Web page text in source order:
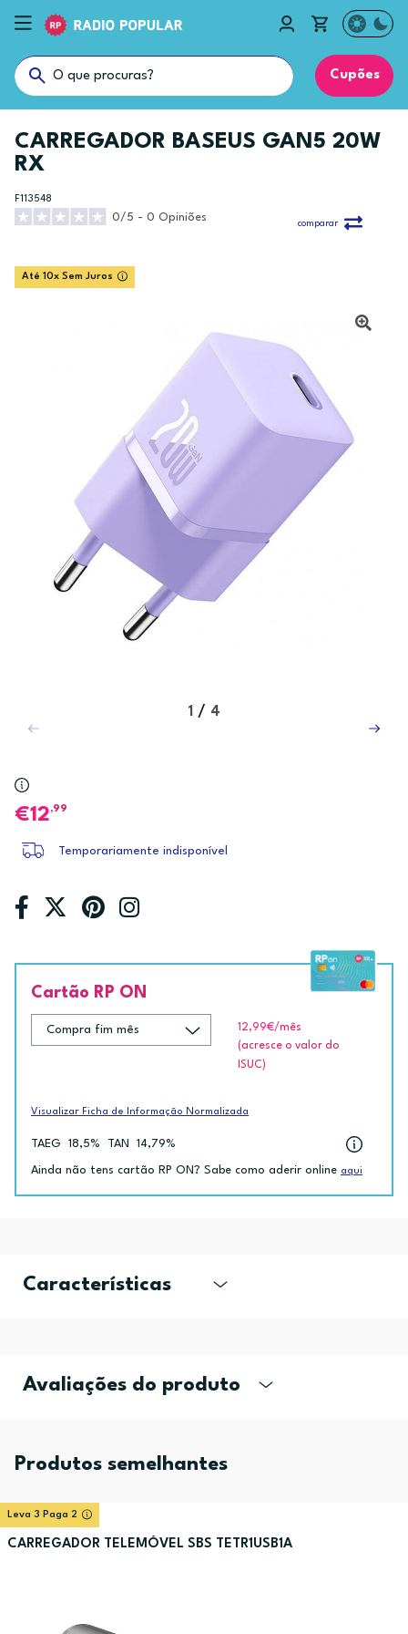
Cupões
CARREGADOR BASEUS GAN5 20W
RX
F113548
0/5 - 0 Opiniões
comparar
Até 10x Sem Juros
1 / 4
12,99
Temporariamente indisponível
Cartão RP ON
12,99€/mês
(acresce o valor do
ISUC)
Visualizar Ficha de Informação Normalizada
TAEG 18,5% TAN 14,79%
Ainda não tens cartão RP ON? Sabe como aderir online aqui
Características
Avaliações do produto
Produtos semelhantes
Leva 3 Paga 2
CARREGADOR TELEMÓVEL SBS TETR1USB1A